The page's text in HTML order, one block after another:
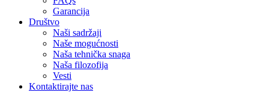
Garancija
Društvo
Naši sadržaji
Naše mogućnosti
Naša tehnička snaga
Naša filozofija
Vesti
Kontaktirajte nas